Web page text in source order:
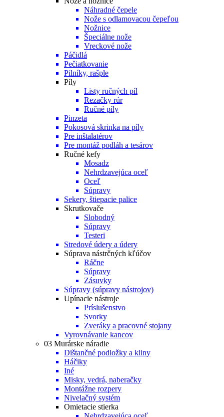
Náhradné čepele
Nože s odlamovacou čepeľou
Nožnice
Špeciálne nože
Vreckové nože
Páčidlá
Pečiatkovanie
Pilníky, rašple
Píly
Listy ručných píl
Rezačky rúr
Ručné píly
Pinzeta
Pokosová skrinka na píly
Pre inštalatérov
Pre montáž podláh a tesárov
Ručné kefy
Mosadz
Nehrdzavejúca oceľ
Oceľ
Súpravy
Sekery, štiepacie palice
Skrutkovače
Slobodný
Súpravy
Testeri
Stredové údery a údery
Súprava nástrčných kľúčov
Ráčne
Súpravy
Zásuvky
Súpravy (súpravy nástrojov)
Upínacie nástroje
Príslušenstvo
Svorky
Zveráky a pracovné stojany
Vyrovnávanie kancov
03 Murárske náradie
Dištančné podložky a kliny
Háčiky
Iné
Misky, vedrá, naberačky
Montážne rozpery
Nivelačný systém
Omietacie stierka